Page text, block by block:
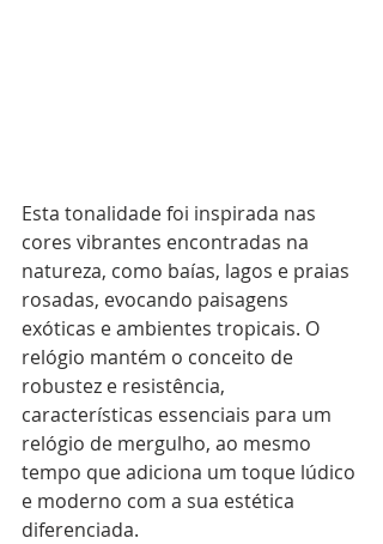
Esta tonalidade foi inspirada nas
cores vibrantes encontradas na
natureza, como baías, lagos e praias
rosadas, evocando paisagens
exóticas e ambientes tropicais. O
relógio mantém o conceito de
robustez e resistência,
características essenciais para um
relógio de mergulho, ao mesmo
tempo que adiciona um toque lúdico
e moderno com a sua estética
diferenciada.